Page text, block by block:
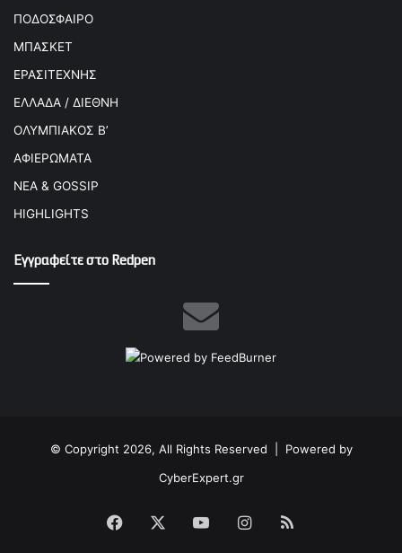
ΠΟΔΟΣΦΑΙΡΟ
ΜΠΑΣΚΕΤ
ΕΡΑΣΙΤΕΧΝΗΣ
ΕΛΛΑΔΑ / ΔΙΕΘΝΗ
ΟΛΥΜΠΙΑΚΟΣ Β’
ΑΦΙΕΡΩΜΑΤΑ
ΝΕΑ & GOSSIP
HIGHLIGHTS
Εγγραφείτε στο Redpen
© Copyright 2026, All Rights Reserved | Powered by
CyberExpert.gr
Facebook YouTubeInstagram